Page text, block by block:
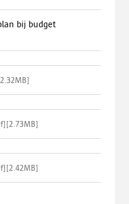
bij budget
2.32MB]
][2.73MB]
][2.42MB]